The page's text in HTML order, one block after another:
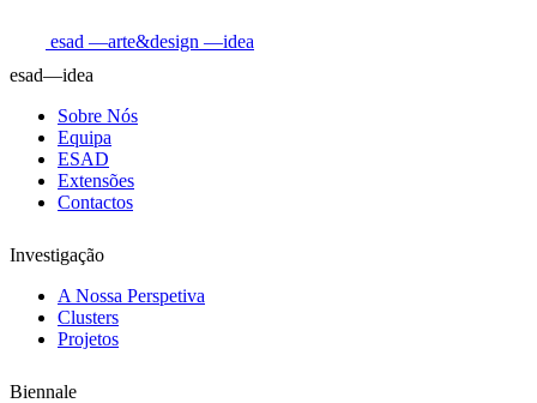
esad —arte&design —idea
esad—idea
Sobre Nós
Equipa
ESAD
Extensões
Contactos
Investigação
A Nossa Perspetiva
Clusters
Projetos
Biennale